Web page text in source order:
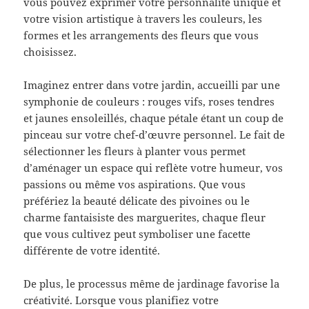
votre vision artistique à travers les couleurs, les
formes et les arrangements des fleurs que vous
choisissez.
Imaginez entrer dans votre jardin, accueilli par une
symphonie de couleurs : rouges vifs, roses tendres
et jaunes ensoleillés, chaque pétale étant un coup de
pinceau sur votre chef-d’œuvre personnel. Le fait de
sélectionner les fleurs à planter vous permet
d’aménager un espace qui reflète votre humeur, vos
passions ou même vos aspirations. Que vous
préfériez la beauté délicate des pivoines ou le
charme fantaisiste des marguerites, chaque fleur
que vous cultivez peut symboliser une facette
différente de votre identité.
De plus, le processus même de jardinage favorise la
créativité. Lorsque vous planifiez votre